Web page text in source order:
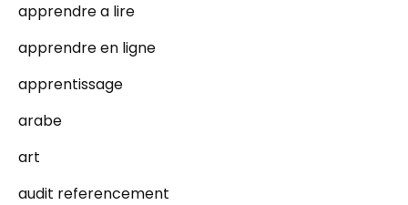
apprendre a lire
apprendre en ligne
apprentissage
arabe
art
audit referencement